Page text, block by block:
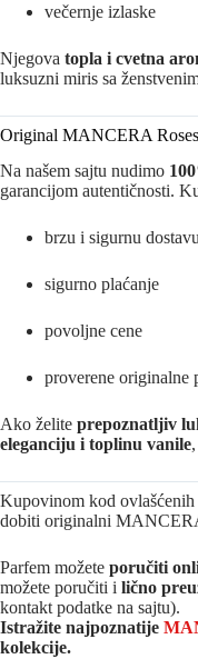
večernje izlaske
Njegova topla i cvetna
luksuzni miris sa
Original MANCERA
Na našem sajtu nudimo
garancijom autentičnosti.
brzu i sigurnu
sigurno plaćanje
povoljne cene
proverene originalne
Ako želite prepoznatljiv
eleganciju i toplinu vanile
Kupovinom kod ovlašćenih
dobiti originalni
Parfem možete poručiti
možete poručiti i lično
kontakt podatke na sajtu).
Istražite najpoznatije
kolekcije.